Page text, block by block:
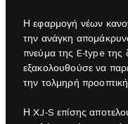
Η εφαρμογή νέων
την ανάγκη
πνεύμα της E‑type της
εξακολουθούσε να
την τολμηρή
Η XJ-S επίσης